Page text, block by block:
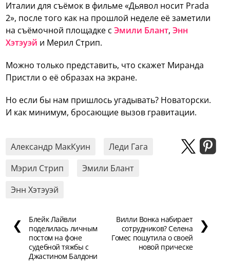
Италии для съёмок в фильме «Дьявол носит Prada
2», после того как на прошлой неделе её заметили
на съёмочной площадке сЭмили Блант,Энн
Хэтэуэй и Мерил Стрип.
Можно только представить, что скажет Миранда
Пристли о её образах на экране.
Но если бы нам пришлось угадывать? Новаторски.
И как минимум, бросающие вызов гравитации.
Александр МакКуин
Леди Гага
Мэрил Стрип
Эмили Блант
Энн Хэтэуэй
❮
Блейк Лайвли
поделилась личным
постом на фоне
судебной тяжбы с
Джастином Балдони
Вилли Вонка набирает
сотрудников? Селена
Гомес пошутила о своей
новой прическе
❯